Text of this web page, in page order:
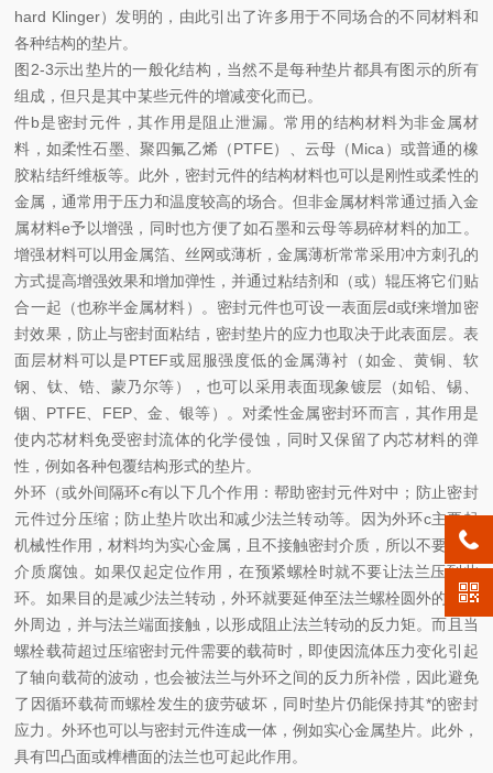
hard Klinger）发明的，由此引出了许多用于不同场合的不同材料和
各种结构的垫片。
图2-3示出垫片的一般化结构，当然不是每种垫片都具有图示的所有
组成，但只是其中某些元件的增减变化而已。
件b是密封元件，其作用是阻止泄漏。常用的结构材料为非金属材
料，如柔性石墨、聚四氟乙烯（PTFE）、云母（Mica）或普通的橡
胶粘结纤维板等。此外，密封元件的结构材料也可以是刚性或柔性的
金属，通常用于压力和温度较高的场合。但非金属材料常通过插入金
属材料e予以增强，同时也方便了如石墨和云母等易碎材料的加工。
增强材料可以用金属箔、丝网或薄析，金属薄析常常采用冲方刺孔的
方式提高增强效果和增加弹性，并通过粘结剂和（或）辊压将它们贴
合一起（也称半金属材料）。密封元件也可设一表面层d或f来增加密
封效果，防止与密封面粘结，密封垫片的应力也取决于此表面层。表
面层材料可以是PTEF或屈服强度低的金属薄衬（如金、黄铜、软
钢、钛、锆、蒙乃尔等），也可以采用表面现象镀层（如铅、锡、
铟、PTFE、FEP、金、银等）。对柔性金属密封环而言，其作用是
使内芯材料免受密封流体的化学侵蚀，同时又保留了内芯材料的弹
性，例如各种包覆结构形式的垫片。
外环（或外间隔环c有以下几个作用：帮助密封元件对中；防止密封
元件过分压缩；防止垫片吹出和减少法兰转动等。因为外环c主要起
机械性作用，材料均为实心金属，且不接触密封介质，所以不要求耐
介质腐蚀。如果仅起定位作用，在预紧螺栓时就不要让法兰压到此
环。如果目的是减少法兰转动，外环就要延伸至法兰螺栓圆外的法兰
外周边，并与法兰端面接触，以形成阻止法兰转动的反力矩。而且当
螺栓载荷超过压缩密封元件需要的载荷时，即使因流体压力变化引起
了轴向载荷的波动，也会被法兰与外环之间的反力所补偿，因此避免
了因循环载荷而螺栓发生的疲劳破坏，同时垫片仍能保持其*的密封
应力。外环也可以与密封元件连成一体，例如实心金属垫片。此外，
具有凹凸面或榫槽面的法兰也可起此作用。